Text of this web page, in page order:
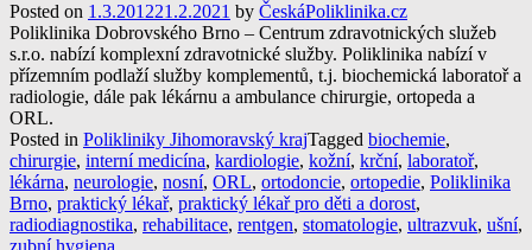
Posted on 1.3.201221.2.2021 by ČeskáPoliklinika.cz
Poliklinika Dobrovského Brno – Centrum zdravotnických služeb
s.r.o. nabízí komplexní zdravotnické služby. Poliklinika nabízí v
přízemním podlaží služby komplementů, t.j. biochemická laboratoř a
radiologie, dále pak lékárnu a ambulance chirurgie, ortopeda a
ORL.
Posted in Polikliniky Jihomoravský krajTagged biochemie,
chirurgie, interní medicína, kardiologie, kožní, krční, laboratoř,
lékárna, neurologie, nosní, ORL, ortodoncie, ortopedie, Poliklinika
Brno, praktický lékař, praktický lékař pro děti a dorost,
radiodiagnostika, rehabilitace, rentgen, stomatologie, ultrazvuk, ušní,
zubní hygiena